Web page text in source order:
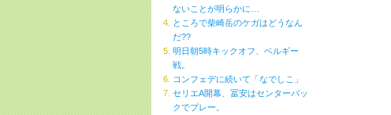
ないことが明らかに…
ところで柴崎岳のケガはどうなん
だ??
明日朝5時キックオフ、ベルギー
戦。
コンフェデに続いて「なでしこ」
セリエA開幕、冨安はセンターバッ
クでプレー。